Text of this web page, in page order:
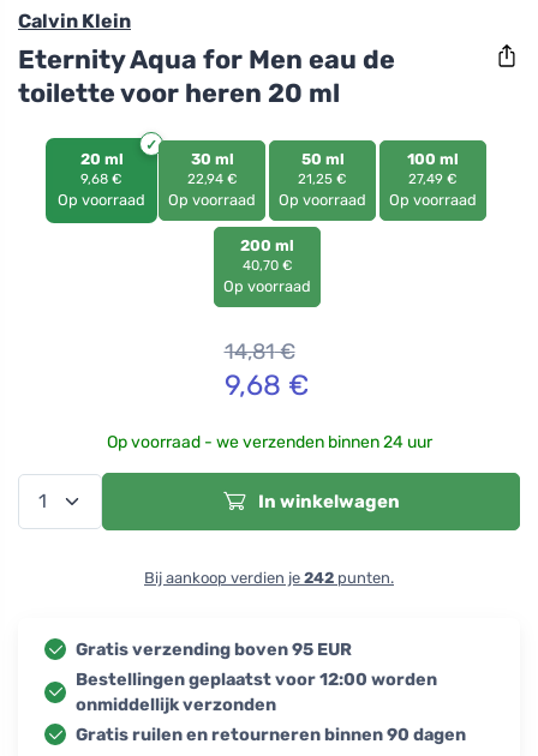
Calvin Klein
Eternity Aqua for Men eau de
toilette voor heren 20 ml
20 ml
9,68 €
Op voorraad
30 ml
22,94 €
Op voorraad
50 ml
21,25 €
Op voorraad
100 ml
27,49 €
Op voorraad
200 ml
40,70 €
Op voorraad
14,81€
9,68 €
Op voorraad - we verzenden binnen 24 uur
In winkelwagen
Bij aankoop verdien je 242 punten.
Gratis verzending boven 95 EUR
Bestellingen geplaatst voor 12:00 worden
onmiddellijk verzonden
Gratis ruilen en retourneren binnen 90 dagen